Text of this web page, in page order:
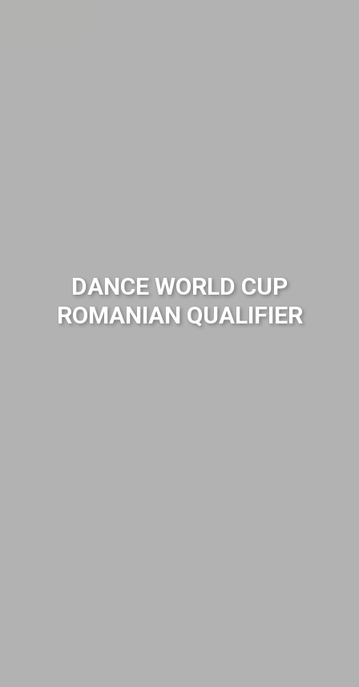
DANCE WORLD CUP
ROMANIAN QUALIFIER
BALET